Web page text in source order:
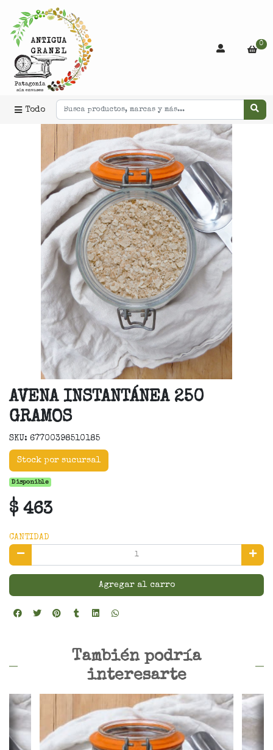
Todo
0
AVENA INSTANTÁNEA 250
GRAMOS
SKU: 67700398510185
Stock por sucursal
Disponible
$ 463
CANTIDAD
Agregar al carro
También podría
interesarte